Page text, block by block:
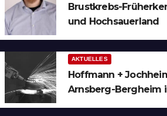
Brustkrebs-
und Hochsauerland
AKTUELLES
Hoffmann +
Arnsberg-Bergheim